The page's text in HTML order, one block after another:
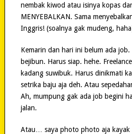
nembak kiwod atau isinya kopas
MENYEBALKAN. Sama
Inggris! (soalnya gak mudeng,
Kemarin dan hari ini belum ada
bejibun. Harus siap. hehe.
kadang suwibuk. Harus dinikmati
setrika baju aja deh. Atau
Ah, mumpung gak ada job begini
jalan.
Atau… saya photo photo aja kayak